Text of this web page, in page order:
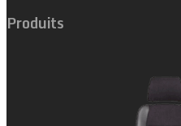
Produits